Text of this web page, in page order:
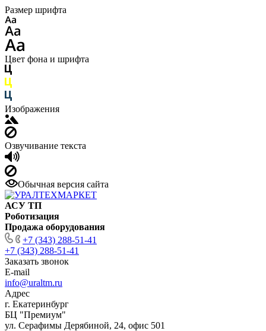
Размер шрифта
Цвет фона и шрифта
Изображения
Озвучивание текста
Обычная версия сайта
АСУ ТП
Роботизация
Продажа оборудования
+7 (343) 288-51-41
+7 (343) 288-51-41
Заказать звонок
E-mail
info@uraltm.ru
Адрес
г. Екатеринбург
БЦ "Премиум"
ул. Серафимы Дерябиной, 24, офис 501